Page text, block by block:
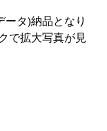
タ)納品となり
で拡大写真が見